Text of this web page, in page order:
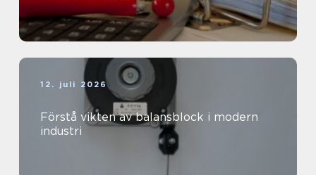
12. juli 2026
Förstå vikten av balansblock i modern
industri